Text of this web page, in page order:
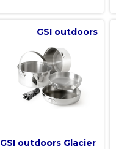
GSI outdoors
GSI outdoors Glacier